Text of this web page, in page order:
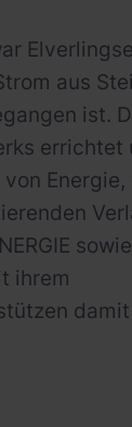
aus
ist.
errichtet
Energie,
ihrem